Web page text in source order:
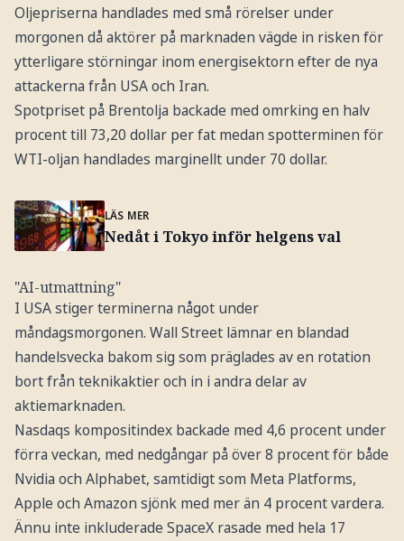
Oljepriserna handlades med små rörelser under
morgonen då aktörer på marknaden vägde in risken för
ytterligare störningar inom energisektorn efter de nya
attackerna från USA och Iran.
Spotpriset på Brentolja backade med omrking en halv
procent till 73,20 dollar per fat medan spotterminen för
WTI-oljan handlades marginellt under 70 dollar.
LÄS MER
Nedåt i Tokyo inför helgens val
"AI-utmattning"
I USA stiger terminerna något under
måndagsmorgonen. Wall Street lämnar en blandad
handelsvecka bakom sig som präglades av en rotation
bort från teknikaktier och in i andra delar av
aktiemarknaden.
Nasdaqs kompositindex backade med 4,6 procent under
förra veckan, med nedgångar på över 8 procent för både
Nvidia och Alphabet, samtidigt som Meta Platforms,
Apple och Amazon sjönk med mer än 4 procent vardera.
Ännu inte inkluderade SpaceX rasade med hela 17